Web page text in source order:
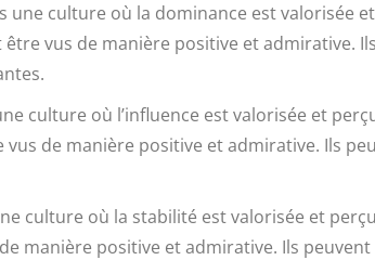
une culture où la dominance est valorisée
être vus de manière positive et admirative.
culture où l’influence est valorisée et
vus de manière positive et admirative. Ils
culture où la stabilité est valorisée et
manière positive et admirative. Ils